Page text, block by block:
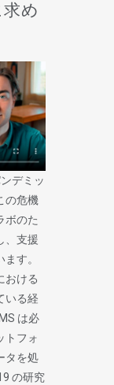
め
デミッ
の危機
ボのた
、支援
す。
おける
いる経
は必
トフォ
タを処
の研究